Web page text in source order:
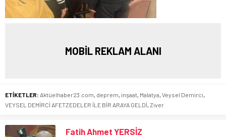
MOBİL REKLAM ALANI
ETİKETLER: Aktüelhaber23.com deprem inşaat Malatya Veysel Demirci
VEYSEL DEMİRCİ AFETZEDELER İLE BİR ARAYA GELDİ Ziver
Fatih Ahmet YERSİZ